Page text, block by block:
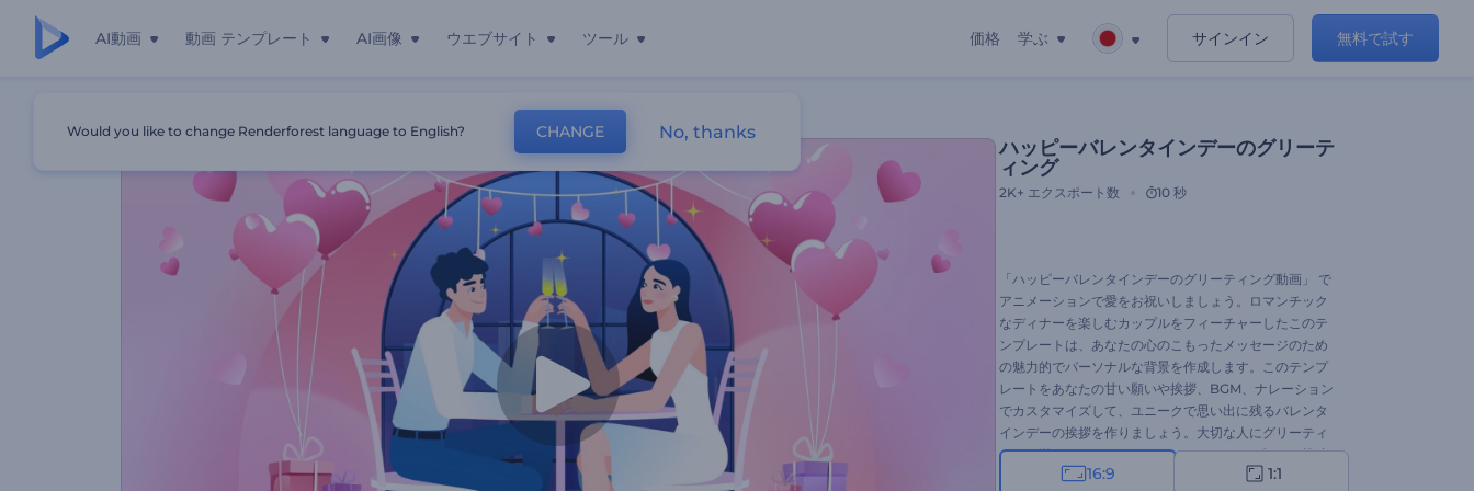
AI動画 動画 テンプレート AI画像 ウエブサイト ツール 価格 学ぶ サインイン 無料で試す
ハッピーバレンタインデーのグリーティング
ハッピーバレンタインデーのグリーテ
ィング
2K+ エクスポート数 10 秒
「ハッピーバレンタインデーのグリーティング動画」 で
アニメーションで愛をお祝いしましょう。ロマンチック
なディナーを楽しむカップルをフィーチャーしたこのテ
ンプレートは、あなたの心のこもったメッセージのため
の魅力的でパーソナルな背景を作成します。このテンプ
レートをあなたの甘い願いや挨拶、BGM、ナレーション
でカスタマイズして、ユニークで思い出に残るバレンタ
インデーの挨拶を作りましょう。大切な人にグリーティ
ングを送ったり、ソーシャルチャンネルでお祝いの投稿
を共有するのに最適です。今すぐ作って、愛を広げまし
16:9 1:1
Would you like to change Renderforest language to English? CHANGE No, thanks